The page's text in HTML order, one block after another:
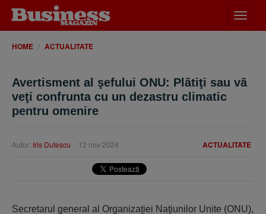
meniu
HOME ACTUALITATE
Avertisment al şefului ONU: Plătiţi sau vă
veţi confrunta cu un dezastru climatic
pentru omenire
ACTUALITATE
Autor: Iris Dutescu 12 nov 2024
Secretarul general al Organizaţiei Naţiunilor Unite (ONU),